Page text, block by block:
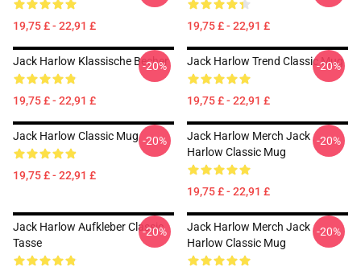
19,75 £ - 22,91 £ 19,75 £ - 22,91 £
Jack Harlow Klassische Becher
19,75 £ - 22,91 £
-20% Jack Harlow Trend Classic Mug
19,75 £ - 22,91 £
-20%
Jack Harlow Classic Mug
19,75 £ - 22,91 £
-20%
Jack Harlow Merch Jack
Harlow Classic Mug
19,75 £ - 22,91 £
-20%
Jack Harlow Aufkleber Classic
Tasse
-20%
Jack Harlow Merch Jack
Harlow Classic Mug
-20%